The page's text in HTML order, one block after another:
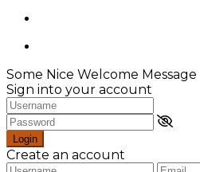
Some Nice Welcome Message
Sign into your account
Login
Create an account